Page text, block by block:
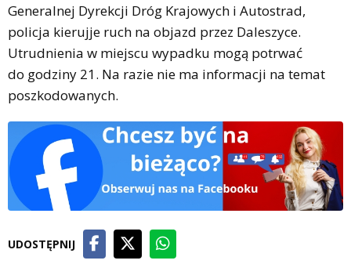
Generalnej Dyrekcji Dróg Krajowych i Autostrad,
policja kierujje ruch na objazd przez Daleszyce.
Utrudnienia w miejscu wypadku mogą potrwać
do godziny 21. Na razie nie ma informacji na temat
poszkodowanych.
UDOSTĘPNIJ